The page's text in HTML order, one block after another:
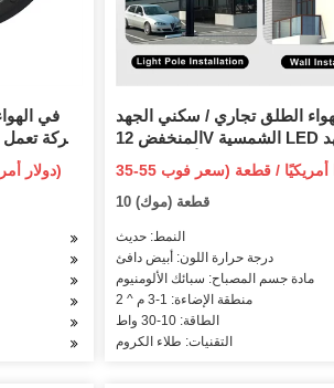
الطلق تجاري / سكني الجهد
المنخفض 12V الشمسية LED المشهد
درب مسار الحديقة أضواء بولارد
10 قطعة (موك)
النمط: حديث
درجة حرارة اللون: أبيض دافئ
مادة جسم المصباح: سبائك الألومنيوم
منطقة الإضاءة: 1-3 م ^ 2
الطاقة: 10-30 واط
التقنيات: طلاء الكروم
في
حركة
2.6-3.6 دولار أمريكي / قطعة (سعر فوب)